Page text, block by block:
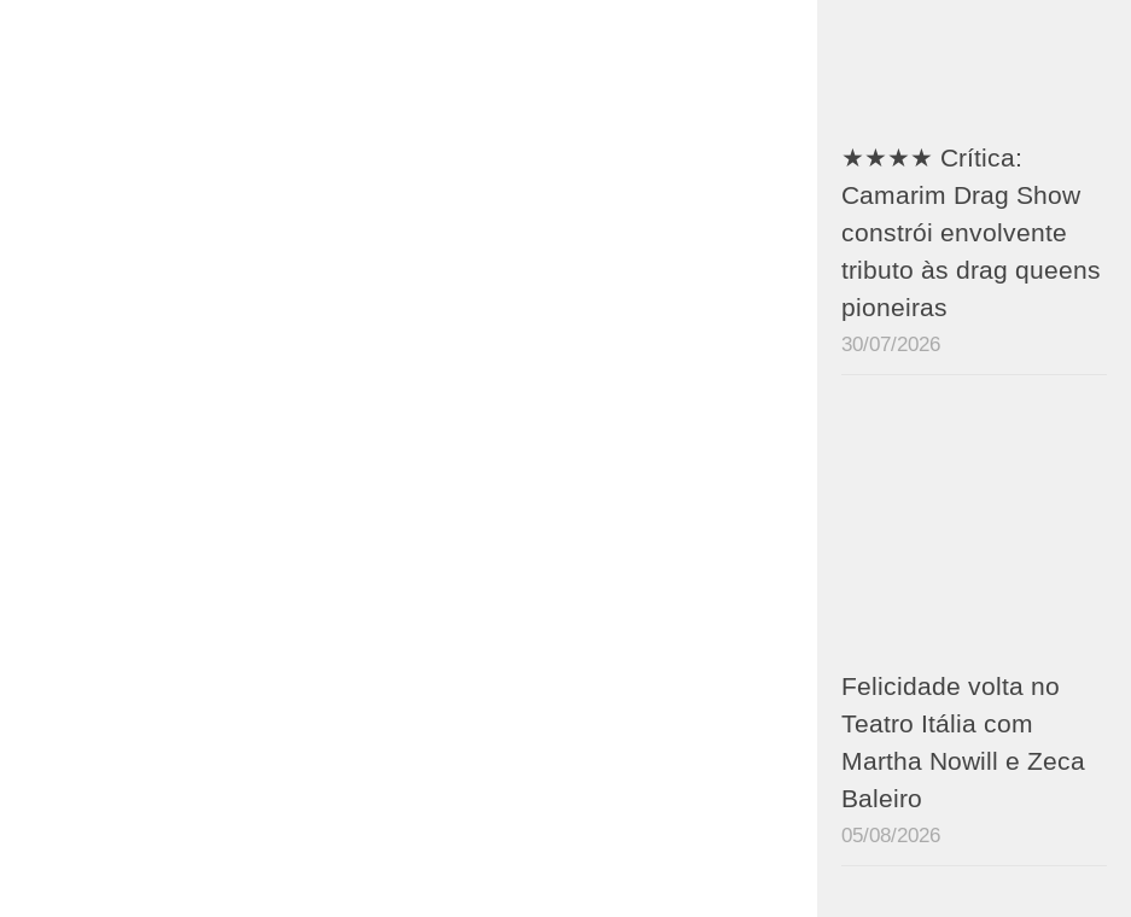
★★★★ Crítica:
Camarim Drag Show
constrói envolvente
tributo às drag queens
pioneiras
30/07/2026
Felicidade volta no
Teatro Itália com
Martha Nowill e Zeca
Baleiro
05/08/2026